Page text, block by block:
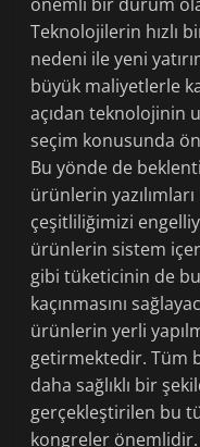
Teknolojilerin hızlı
nedeni ile yeni
büyük maliyetlerle
açıdan teknolojinin
seçim konusunda
Bu yönde de
ürünlerin
çeşitliliğimizi
ürünlerin sistem
gibi tüketicinin de
kaçınmasını
ürünlerin yerli
getirmektedir. Tüm
daha sağlıklı bir
gerçekleştirilen bu
kongreler